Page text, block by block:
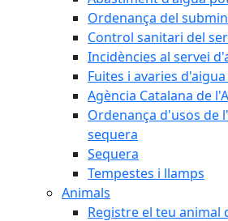
Ordenança del
Control sanitari del
Incidències al servei
Fuites i avaries
Agència Catalana de
Ordenança d'usos de
sequera
Sequera
Tempestes i llamps
Animals
Registre el teu animal